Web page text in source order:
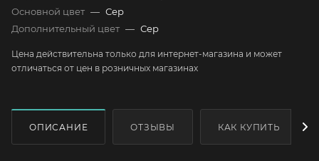
Основной цвет — Сер
Дополнительный цвет — Сер
Цена действительна только для интернет-магазина и может
отличаться от цен в розничных магазинах
ОПИСАНИЕ ОТЗЫВЫ КАК КУПИТЬ